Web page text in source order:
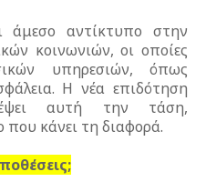
άμεσο αντίκτυπο στην
κοινωνιών, οι οποίες
υπηρεσιών, όπως
Η νέα επιδότηση
αυτή την τάση,
που κάνει τη διαφορά.